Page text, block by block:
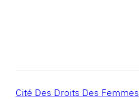
Cité Des Droits Des Femmes